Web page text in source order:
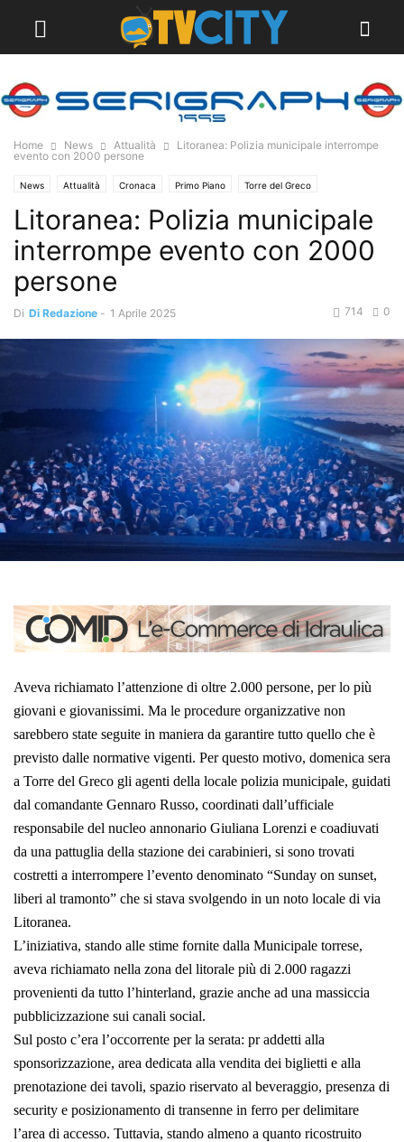
Home News Attualità
Litoranea: Polizia municipale interrompe
evento con 2000 persone
News Attualità Cronaca Primo Piano Torre del Greco
Litoranea: Polizia municipale
interrompe evento con 2000
persone
Di Di Redazione - 1 Aprile 2025 0
714
Aveva richiamato l’attenzione di oltre 2.000 persone, per lo più
giovani e giovanissimi. Ma le procedure organizzative non
sarebbero state seguite in maniera da garantire tutto quello che è
previsto dalle normative vigenti. Per questo motivo, domenica sera
a Torre del Greco gli agenti della locale polizia municipale, guidati
dal comandante Gennaro Russo, coordinati dall’ufficiale
responsabile del nucleo annonario Giuliana Lorenzi e coadiuvati
da una pattuglia della stazione dei carabinieri, si sono trovati
costretti a interrompere l’evento denominato “Sunday on sunset,
liberi al tramonto” che si stava svolgendo in un noto locale di via
Litoranea.
L’iniziativa, stando alle stime fornite dalla Municipale torrese,
aveva richiamato nella zona del litorale più di 2.000 ragazzi
provenienti da tutto l’hinterland, grazie anche ad una massiccia
pubblicizzazione sui canali social.
Sul posto c’era l’occorrente per la serata: pr addetti alla
sponsorizzazione, area dedicata alla vendita dei biglietti e alla
prenotazione dei tavoli, spazio riservato al beveraggio, presenza di
security e posizionamento di transenne in ferro per delimitare
l’area di accesso. Tuttavia, stando almeno a quanto ricostruito